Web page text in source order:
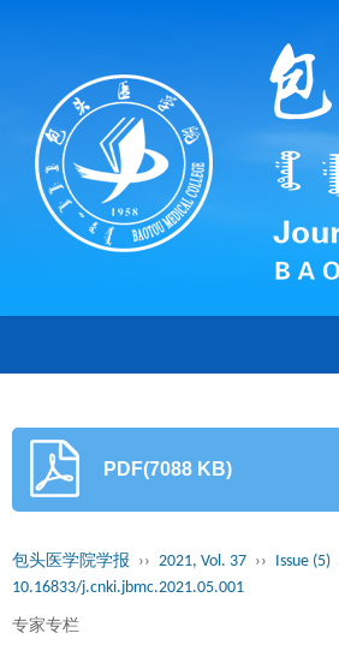
PDF(7088 KB)
包头医学院学报 ›› 2021, Vol. 37 ›› Issue (5)
10.16833/j.cnki.jbmc.2021.05.001
专家专栏